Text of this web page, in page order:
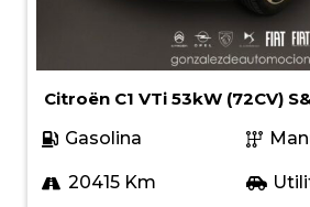
Citroën C1 VTi 53kW (72CV)
Gasolina
20415 Km